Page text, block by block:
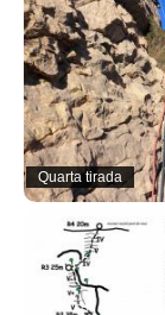
Quarta tirada